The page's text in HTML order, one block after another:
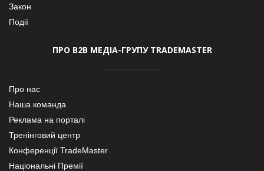
Закон
Події
ПРО В2В МЕДІА-ГРУПУ TRADEMASTER
Про нас
Наша команда
Реклама на порталі
Тренінговий центр
Конференції TradeMaster
Національні Премії